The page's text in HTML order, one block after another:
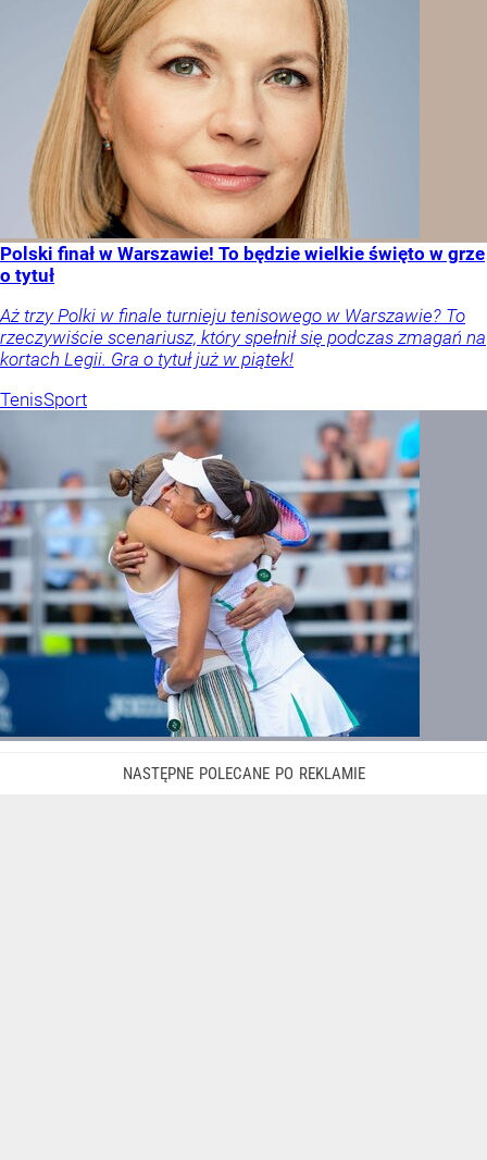
Polski finał w Warszawie! To będzie wielkie święto w grze
o tytuł
Aż trzy Polki w finale turnieju tenisowego w Warszawie? To
rzeczywiście scenariusz, który spełnił się podczas zmagań na
kortach Legii. Gra o tytuł już w piątek!
TenisSport